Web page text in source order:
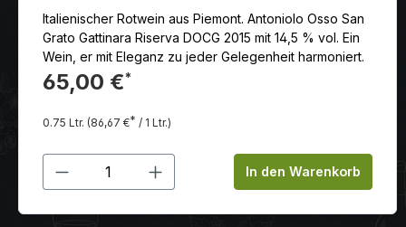
Italienischer Rotwein aus Piemont. Antoniolo Osso San
Grato Gattinara Riserva DOCG 2015 mit 14,5 % vol. Ein
Wein, er mit Eleganz zu jeder Gelegenheit harmoniert.
65,00 €*
0.75 Ltr. (86,67 €* / 1 Ltr.)
Produkt Anzahl: Gib denIn den Warenkorb